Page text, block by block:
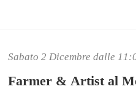
Sabato 2 Dicembre dalle
Farmer & Artist al